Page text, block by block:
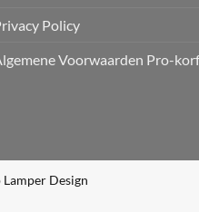
Policy
Voorwaarden Pro-
Design